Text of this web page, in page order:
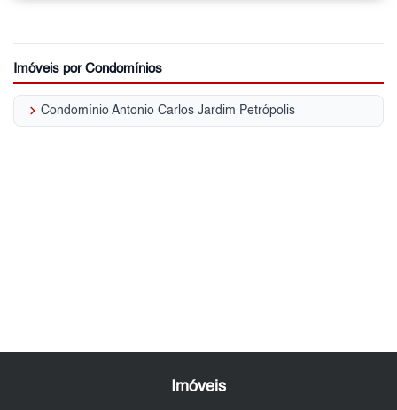
Imóveis por Condomínios
keyboard_arrow_right Condomínio Antonio Carlos Jardim Petrópolis
Imóveis